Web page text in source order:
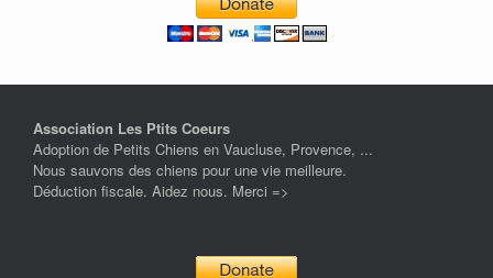
Association Les Ptits Coeurs
Adoption de Petits Chiens en Vaucluse, Provence, ...
Nous sauvons des chiens pour une vie meilleure.
Déduction fiscale. Aidez nous. Merci =>